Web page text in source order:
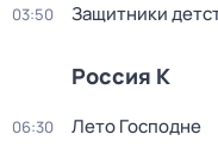
03:50 Защитники
Россия К
06:30 Лето Господне